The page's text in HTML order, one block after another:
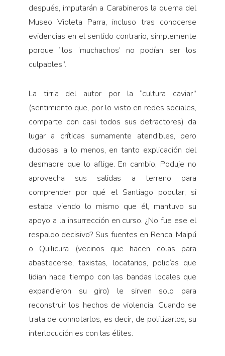
después, imputarán a Carabineros la quema del
Museo Violeta Parra, incluso tras conocerse
evidencias en el sentido contrario, simplemente
porque “los ‘muchachos’ no podían ser los
culpables”.
La tirria del autor por la “cultura caviar”
(sentimiento que, por lo visto en redes sociales,
comparte con casi todos sus detractores) da
lugar a críticas sumamente atendibles, pero
dudosas, a lo menos, en tanto explicación del
desmadre que lo aflige. En cambio, Poduje no
aprovecha sus salidas a terreno para
comprender por qué el Santiago popular, si
estaba viendo lo mismo que él, mantuvo su
apoyo a la insurrección en curso. ¿No fue ese el
respaldo decisivo? Sus fuentes en Renca, Maipú
o Quilicura (vecinos que hacen colas para
abastecerse, taxistas, locatarios, policías que
lidian hace tiempo con las bandas locales que
expandieron su giro) le sirven solo para
reconstruir los hechos de violencia. Cuando se
trata de connotarlos, es decir, de politizarlos, su
interlocución es con las élites.